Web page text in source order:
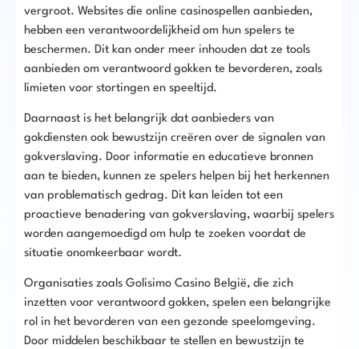
vergroot. Websites die online casinospellen aanbieden,
hebben een verantwoordelijkheid om hun spelers te
beschermen. Dit kan onder meer inhouden dat ze tools
aanbieden om verantwoord gokken te bevorderen, zoals
limieten voor stortingen en speeltijd.
Daarnaast is het belangrijk dat aanbieders van
gokdiensten ook bewustzijn creëren over de signalen van
gokverslaving. Door informatie en educatieve bronnen
aan te bieden, kunnen ze spelers helpen bij het herkennen
van problematisch gedrag. Dit kan leiden tot een
proactieve benadering van gokverslaving, waarbij spelers
worden aangemoedigd om hulp te zoeken voordat de
situatie onomkeerbaar wordt.
Organisaties zoals Golisimo Casino België, die zich
inzetten voor verantwoord gokken, spelen een belangrijke
rol in het bevorderen van een gezonde speelomgeving.
Door middelen beschikbaar te stellen en bewustzijn te